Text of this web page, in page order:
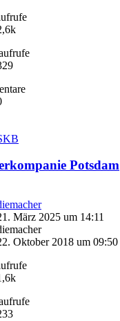
Potsdam
März 2025 um 14:11
Oktober 2018 um 09:50